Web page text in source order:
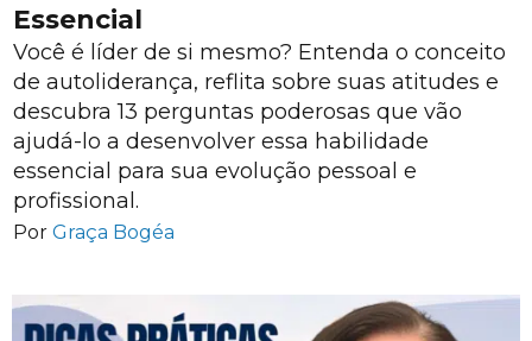
Essencial
Você é líder de si mesmo? Entenda o conceito
de autoliderança, reflita sobre suas atitudes e
descubra 13 perguntas poderosas que vão
ajudá-lo a desenvolver essa habilidade
essencial para sua evolução pessoal e
profissional.
Por Graça Bogéa